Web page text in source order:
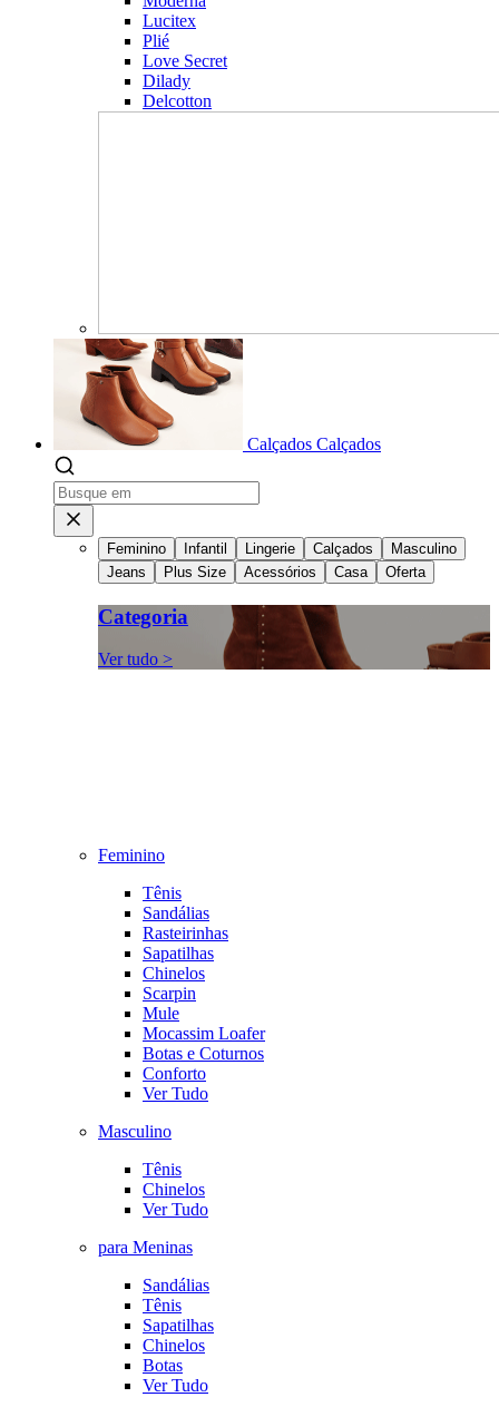
Lucitex
Plié
Love Secret
Dilady
Delcotton
Calçados Calçados
Feminino Infantil Lingerie Calçados
Masculino
Jeans
Plus Size Acessórios Casa Oferta
Categoria
Ver tudo >
Feminino
Tênis
Sandálias
Rasteirinhas
Sapatilhas
Chinelos
Scarpin
Mule
Mocassim Loafer
Botas e Coturnos
Conforto
Ver Tudo
Masculino
Tênis
Chinelos
Ver Tudo
para Meninas
Sandálias
Tênis
Sapatilhas
Chinelos
Botas
Ver Tudo